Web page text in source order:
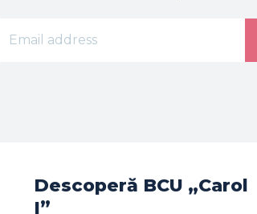
Descoperă BCU „Carol
I”